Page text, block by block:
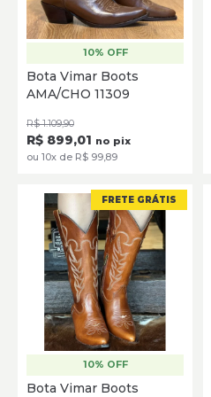
36 37
40
10% OFF
Bota Vimar Boots
AMA/CHO 11309
R$ 1.109,90
R$ 899,01 no pix
ou 10x de R$ 99,89
36 37 38
FRETE GRÁTIS
10% OFF
Bota Vimar Boots